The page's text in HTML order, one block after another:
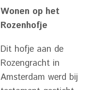
Wonen op het
Rozenhofje
Dit hofje aan de
Rozengracht in
Amsterdam werd bij